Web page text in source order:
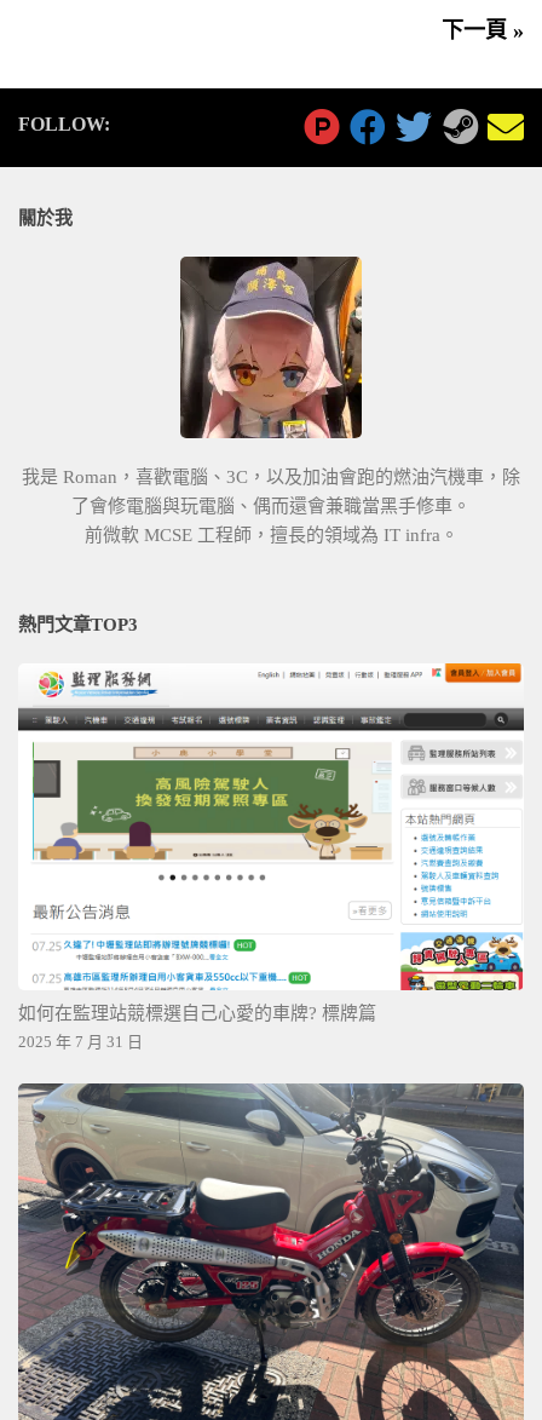
下一頁 »
FOLLOW:
關於我
我是 Roman，喜歡電腦、3C，以及加油會跑的燃油汽機車，除
了會修電腦與玩電腦、偶而還會兼職當黑手修車。
前微軟 MCSE 工程師，擅長的領域為 IT infra。
熱門文章TOP3
如何在監理站競標選自己心愛的車牌? 標牌篇
2025 年 7 月 31 日